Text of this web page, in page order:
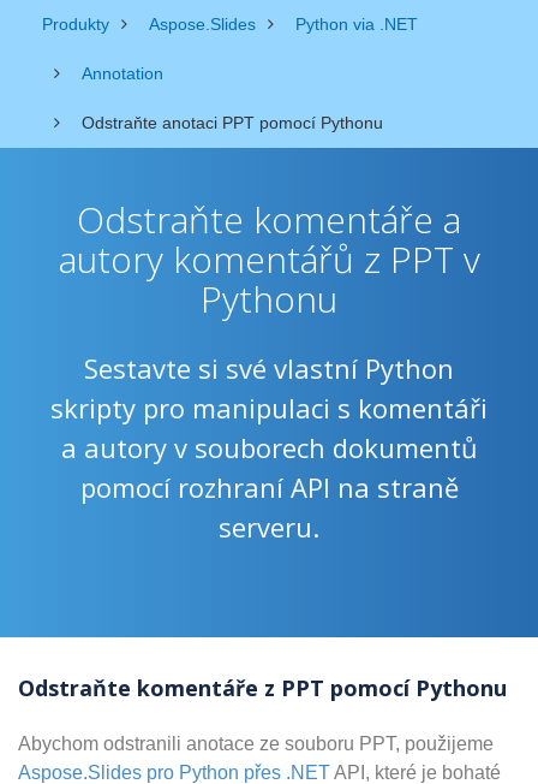
Produkty Aspose.Slides Python via .NET
Annotation
Odstraňte anotaci PPT pomocí Pythonu
Odstraňte komentáře a
autory komentářů z PPT v
Pythonu
Sestavte si své vlastní Python
skripty pro manipulaci s komentáři
a autory v souborech dokumentů
pomocí rozhraní API na straně
serveru.
Odstraňte komentáře z PPT pomocí Pythonu
Abychom odstranili anotace ze souboru PPT, použijeme
Aspose.Slides pro Python přes .NETAPI, které je bohaté